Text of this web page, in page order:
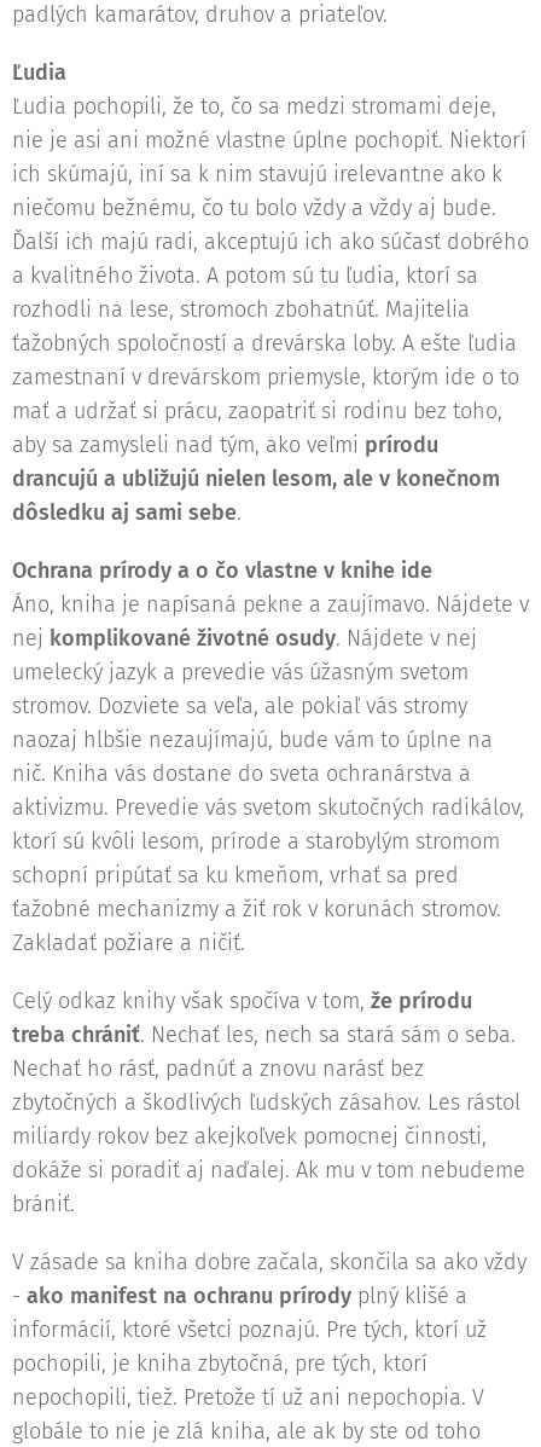
padlých kamarátov, druhov a priateľov.
Ľudia
Ľudia pochopili, že to, čo sa medzi stromami deje,
nie je asi ani možné vlastne úplne pochopiť. Niektorí
ich skúmajú, iní sa k nim stavujú irelevantne ako k
niečomu bežnému, čo tu bolo vždy a vždy aj bude.
Ďalší ich majú radi, akceptujú ich ako súčasť dobrého
a kvalitného života. A potom sú tu ľudia, ktorí sa
rozhodli na lese, stromoch zbohatnúť. Majitelia
ťažobných spoločností a drevárska loby. A ešte ľudia
zamestnaní v drevárskom priemysle, ktorým ide o to
mať a udržať si prácu, zaopatriť si rodinu bez toho,
aby sa zamysleli nad tým, ako veľmi prírodu
drancujú a ubližujú nielen lesom, ale v konečnom
dôsledku aj sami sebe.
Ochrana prírody a o čo vlastne v knihe ide
Áno, kniha je napísaná pekne a zaujímavo. Nájdete v
nej komplikované životné osudy. Nájdete v nej
umelecký jazyk a prevedie vás úžasným svetom
stromov. Dozviete sa veľa, ale pokiaľ vás stromy
naozaj hlbšie nezaujímajú, bude vám to úplne na
nič. Kniha vás dostane do sveta ochranárstva a
aktivizmu. Prevedie vás svetom skutočných radikálov,
ktorí sú kvôli lesom, prírode a starobylým stromom
schopní pripútať sa ku kmeňom, vrhať sa pred
ťažobné mechanizmy a žiť rok v korunách stromov.
Zakladať požiare a ničiť.
Celý odkaz knihy však spočíva v tom, že prírodu
treba chrániť. Nechať les, nech sa stará sám o seba.
Nechať ho rásť, padnúť a znovu narásť bez
zbytočných a škodlivých ľudských zásahov. Les rástol
miliardy rokov bez akejkoľvek pomocnej činnosti,
dokáže si poradiť aj naďalej. Ak mu v tom nebudeme
brániť.
V zásade sa kniha dobre začala, skončila sa ako vždy
- ako manifest na ochranu prírody plný klišé a
informácií, ktoré všetci poznajú. Pre tých, ktorí už
pochopili, je kniha zbytočná, pre tých, ktorí
nepochopili, tiež. Pretože tí už ani nepochopia. V
globále to nie je zlá kniha, ale ak by ste od toho